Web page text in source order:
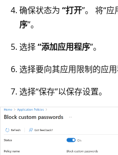
确保状态为 “打开”。 将“
序”。
选择“添加应用程序”。
选择要向其应用限制的应用
选择“保存”以保存设置。